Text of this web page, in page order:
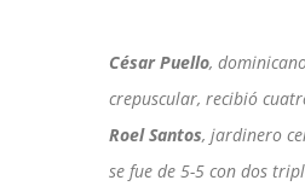
César Puello,
crepuscular, recibió
Roel Santos, jardinero
se fue de 5-5 con dos